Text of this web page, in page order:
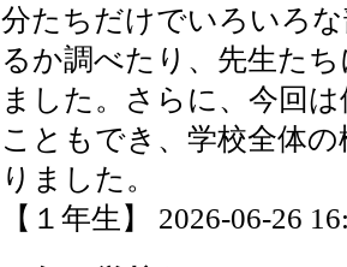
分たちだけでいろいろ
るか調べたり、先生た
ました。さらに、今回
こともでき、学校全体
りました。
【１年生】 2026-06-26